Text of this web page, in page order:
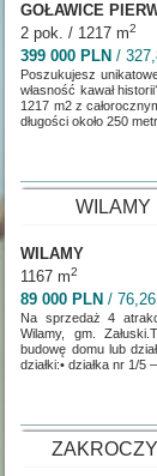
GOŁAWICE
2 pok. / 1217 m2
399 000 PLN /
Poszukujesz
własność kawał
1217 m2 z
długości około 250
WILAMY
WILAMY
1167 m2
89 000 PLN /
Na sprzedaż 4
Wilamy, gm.
budowę domu lub
działki:• działka nr 1/5